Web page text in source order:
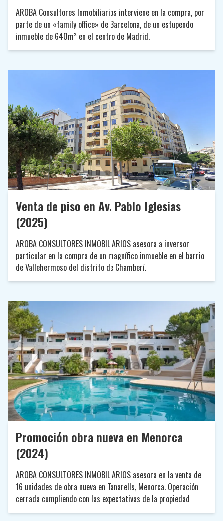
AROBA Consultores Inmobiliarios interviene en la compra, por
parte de un «family office» de Barcelona, de un estupendo
inmueble de 640m² en el centro de Madrid.
Venta de piso en Av. Pablo Iglesias
(2025)
AROBA CONSULTORES INMOBILIARIOS asesora a inversor
particular en la compra de un magnífico inmueble en el barrio
de Vallehermoso del distrito de Chamberí.
Promoción obra nueva en Menorca
(2024)
AROBA CONSULTORES INMOBILIARIOS asesora en la venta de
16 unidades de obra nueva en Tanarells, Menorca. Operación
cerrada cumpliendo con las expectativas de la propiedad